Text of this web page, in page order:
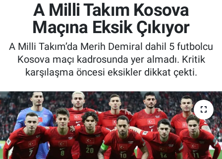
A Milli Takım Kosova
Maçına Eksik Çıkıyor
A Milli Takım’da Merih Demiral dahil 5 futbolcu
Kosova maçı kadrosunda yer almadı. Kritik
karşılaşma öncesi eksikler dikkat çekti.
KULİS MEYDANI
1461 TRABZON
FUTBOL
ALT LIGLER
TV VE SİNEMA
BASKETBOL
Son Dakika Haberleri
Haber Arşivi